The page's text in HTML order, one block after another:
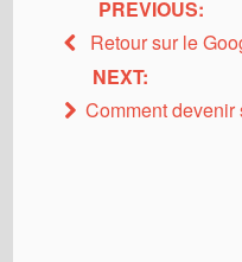
PREVIOUS:
Retour sur le
NEXT:
Comment devenir